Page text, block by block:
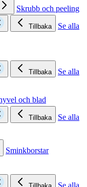
Skrubb och peeling
Tillbaka
Se alla
Tillbaka
Se alla
och blad
Tillbaka
Se alla
Sminkborstar